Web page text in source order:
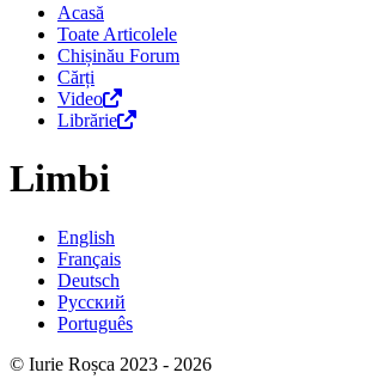
Acasă
Toate Articolele
Chișinău Forum
Cărți
Video
Librărie
Limbi
English
Français
Deutsch
Русский
Português
© Iurie Roșca 2023 - 2026